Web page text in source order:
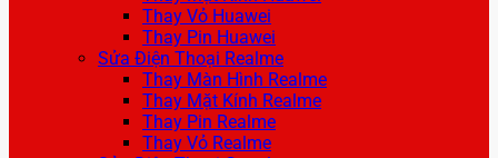
Thay Vỏ Huawei
Thay Pin Huawei
Sửa Điện Thoại Realme
Thay Màn Hình Realme
Thay Mặt Kính Realme
Thay Pin Realme
Thay Vỏ Realme